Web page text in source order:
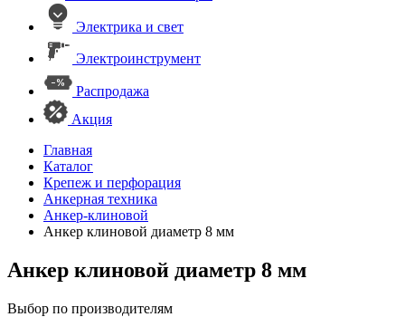
Электрика и свет
Электроинструмент
Распродажа
Акция
Главная
Каталог
Крепеж и перфорация
Анкерная техника
Анкер-клиновой
Анкер клиновой диаметр 8 мм
Анкер клиновой диаметр 8 мм
Выбор по производителям